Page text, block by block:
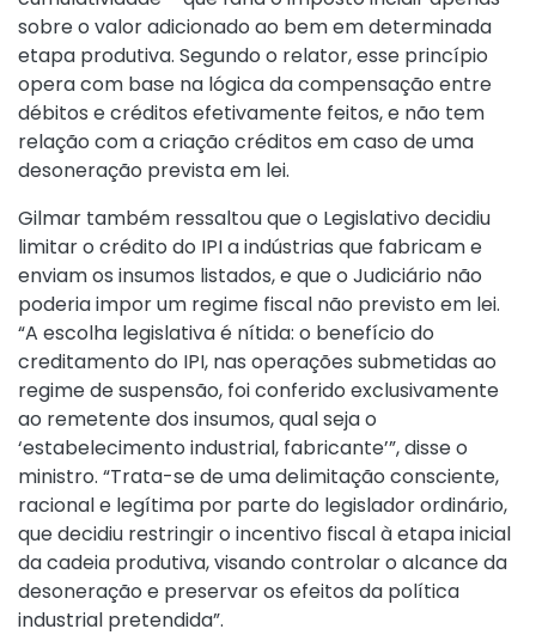
sobre o valor adicionado ao bem em determinada
etapa produtiva. Segundo o relator, esse princípio
opera com base na lógica da compensação entre
débitos e créditos efetivamente feitos, e não tem
relação com a criação créditos em caso de uma
desoneração prevista em lei.
Gilmar também ressaltou que o Legislativo decidiu
limitar o crédito do IPI a indústrias que fabricam e
enviam os insumos listados, e que o Judiciário não
poderia impor um regime fiscal não previsto em lei.
“A escolha legislativa é nítida: o benefício do
creditamento do IPI, nas operações submetidas ao
regime de suspensão, foi conferido exclusivamente
ao remetente dos insumos, qual seja o
‘estabelecimento industrial, fabricante’”, disse o
ministro. “Trata-se de uma delimitação consciente,
racional e legítima por parte do legislador ordinário,
que decidiu restringir o incentivo fiscal à etapa inicial
da cadeia produtiva, visando controlar o alcance da
desoneração e preservar os efeitos da política
industrial pretendida”.